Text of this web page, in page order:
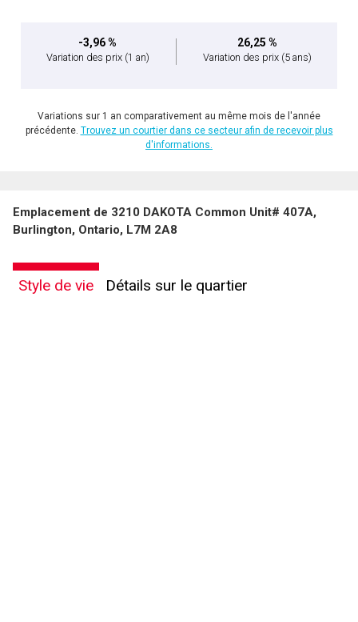
-3,96 %
Variation des prix (1 an)
26,25 %
Variation des prix (5 ans)
Variations sur 1 an comparativement au même mois de l'année
précédente. Trouvez un courtier dans ce secteur afin de recevoir plus
d'informations.
Emplacement de 3210 DAKOTA Common Unit# 407A,
Burlington, Ontario, L7M 2A8
Style de vie Détails sur le quartier